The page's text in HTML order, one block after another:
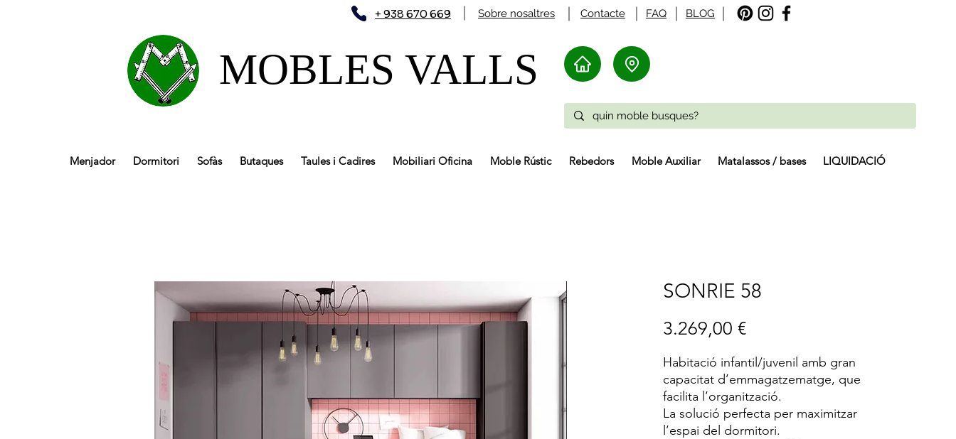
Sobre nosaltres FAQ
+ 938 670 669 Contacte BLOG
MOBLES VALLS
Menjador Dormitori Sofàs Butaques Taules i Cadires Mobiliari Oficina Moble Rústic Rebedors Moble Auxiliar Matalassos / bases LIQUIDACIÓ
SONRIE 58
3.269,00 €Price
Habitació infantil/juvenil amb gran
capacitat d’emmagatzematge, que
facilita l’organització.
La solució perfecta per maximitzar
l’espai del dormitori.